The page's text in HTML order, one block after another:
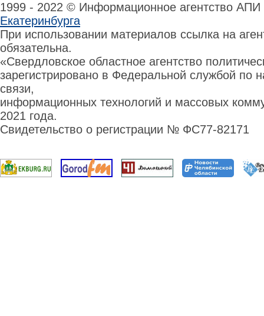
1999 - 2022 © Информационное агентство
Екатеринбурга
При использовании материалов ссылка на
обязательна.
«Свердловское областное агентство
зарегистрировано в Федеральной службой по
связи,
информационных технологий и массовых
2021 года.
Свидетельство о регистрации № ФС77-82171